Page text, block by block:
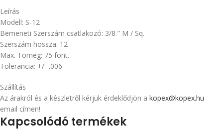
Leírás
Modell: S-12
Bemeneti Szerszám csatlakozó: 3/8 ” M / Sq.
Szerszám hossza: 12
Max. Tömeg: 75 font.
Tolerancia: +/- .006
Szállítás
Az árakról és a készletről kérjük érdeklődjön a kopex@kopex.hu
email címen!
Kapcsolódó termékek